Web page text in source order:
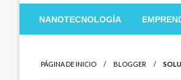
NANOTECNOLOGÍA
PÁGINA DE INICIO BLOGGER